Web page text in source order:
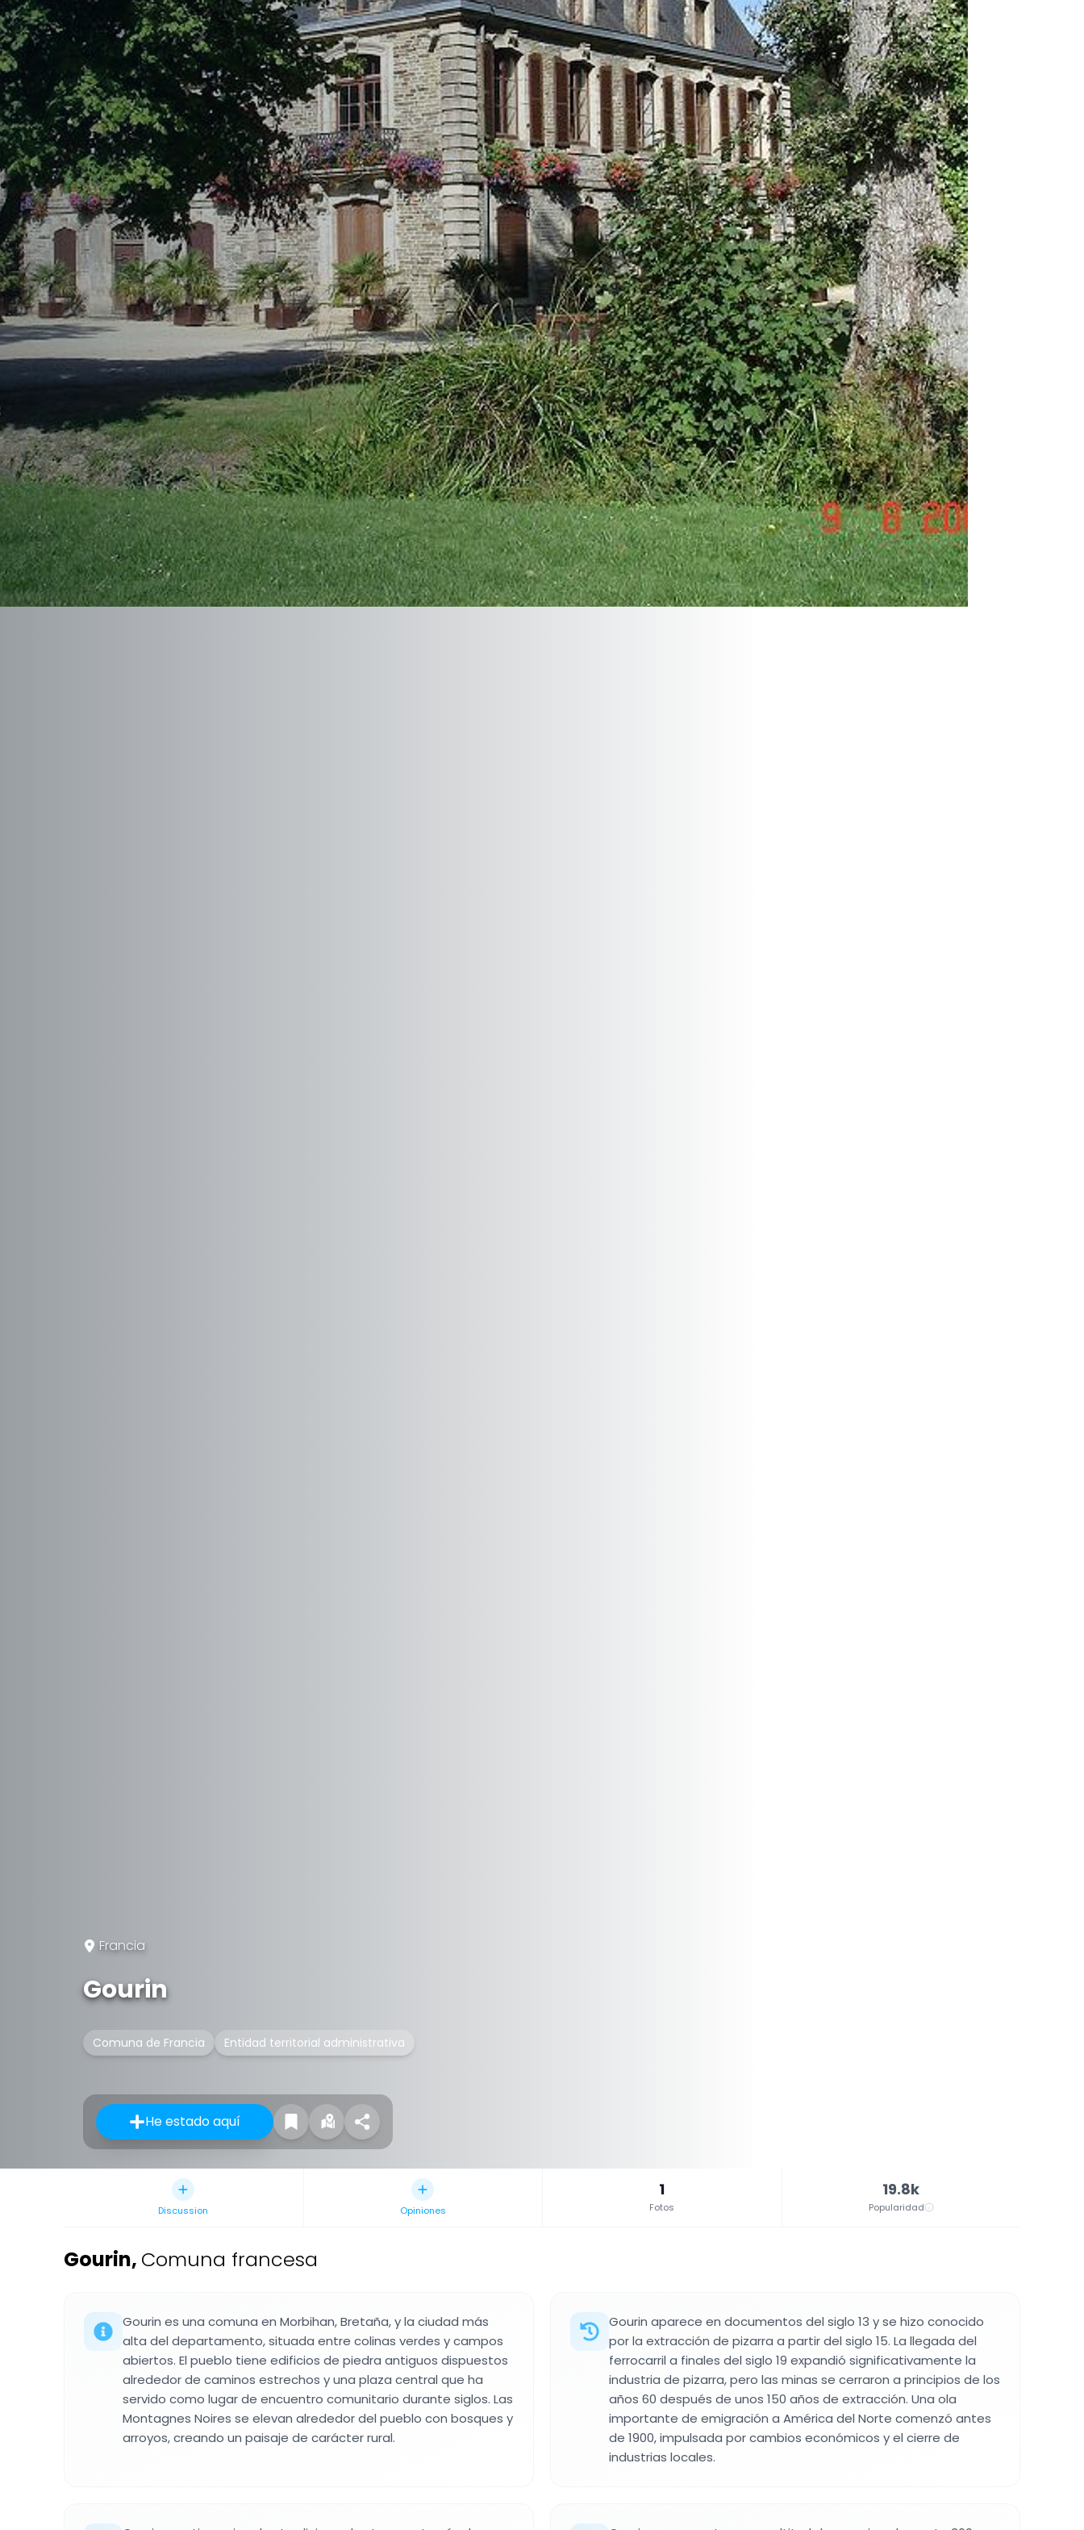
Francia
Gourin
Comuna de Francia Entidad territorial administrativa
He estado aquí
Discussion Opiniones
1
Fotos
19.8k
Popularidad
Gourin, Comuna francesa
Gourin es una comuna en Morbihan, Bretaña, y la ciudad más
alta del departamento, situada entre colinas verdes y campos
abiertos. El pueblo tiene edificios de piedra antiguos dispuestos
alrededor de caminos estrechos y una plaza central que ha
servido como lugar de encuentro comunitario durante siglos. Las
Montagnes Noires se elevan alrededor del pueblo con bosques y
arroyos, creando un paisaje de carácter rural.
Gourin aparece en documentos del siglo 13 y se hizo conocido
por la extracción de pizarra a partir del siglo 15. La llegada del
ferrocarril a finales del siglo 19 expandió significativamente la
industria de pizarra, pero las minas se cerraron a principios de los
años 60 después de unos 150 años de extracción. Una ola
importante de emigración a América del Norte comenzó antes
de 1900, impulsada por cambios económicos y el cierre de
industrias locales.